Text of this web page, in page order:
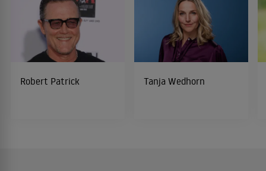
Robert Patrick Tanja Wedhorn